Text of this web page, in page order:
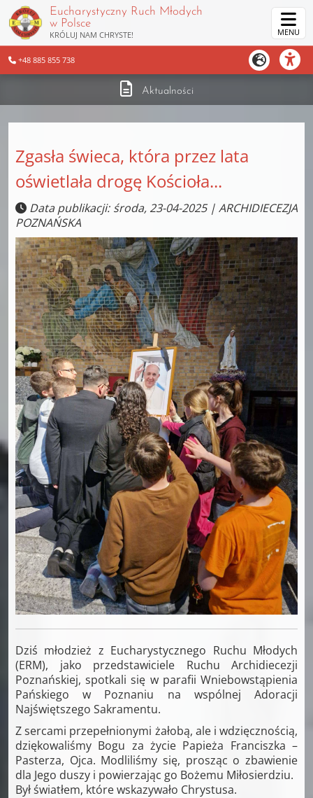
+48 885 855 738
Eucharystyczny Ruch Młodych
w Polsce
KRÓLUJ NAM CHRYSTE! MENU
Aktualności
Zgasła świeca, która przez lata
oświetlała drogę Kościoła...
Data publikacji: środa, 23-04-2025 | ARCHIDIECEZJA
POZNAŃSKA
Dziś młodzież z Eucharystycznego Ruchu Młodych
(ERM), jako przedstawiciele Ruchu Archidiecezji
Poznańskiej, spotkali się w parafii Wniebowstąpienia
Pańskiego w Poznaniu na wspólnej Adoracji
Najświętszego Sakramentu.
Z sercami przepełnionymi żałobą, ale i wdzięcznością,
dziękowaliśmy Bogu za życie Papieża Franciszka –
Pasterza, Ojca. Modliliśmy się, prosząc o zbawienie
dla Jego duszy i powierzając go Bożemu Miłosierdziu.
Był światłem, które wskazywało Chrystusa.